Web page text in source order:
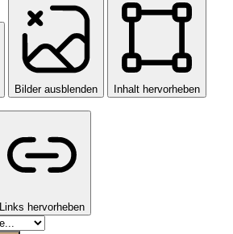
Bilder ausblenden Inhalt hervorheben
Links hervorheben